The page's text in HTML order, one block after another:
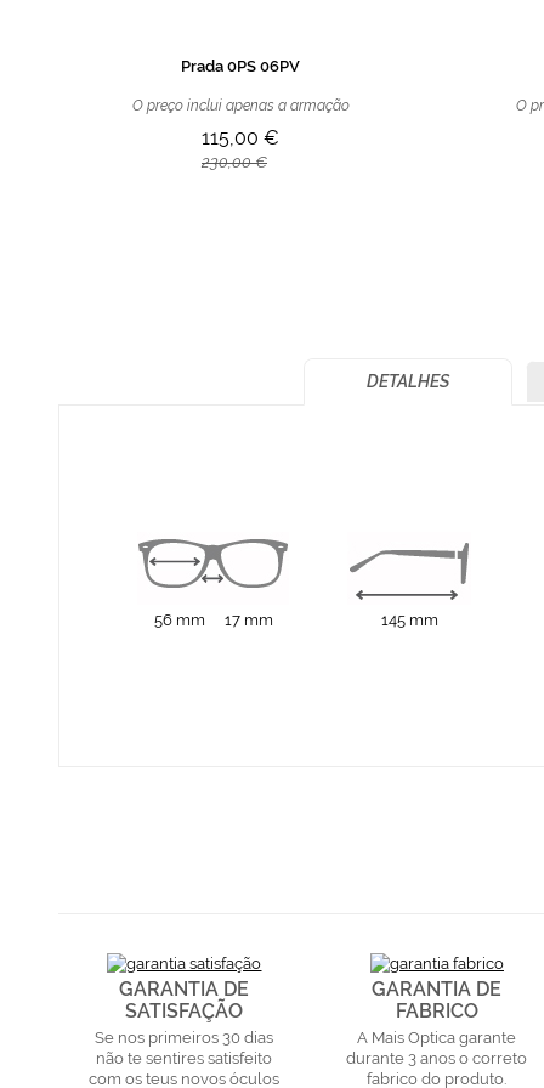
Prada 0PS 06PV
O preço inclui apenas a armação
115,00 €
230,00 €
O
DETALHES
56 mm 17 mm 145 mm
GARANTIA DE
SATISFAÇÃO
Se nos primeiros 30 dias
não te sentires satisfeito
com os teus novos óculos
GARANTIA DE
FABRICO
A Mais Optica garante
durante 3 anos o correto
fabrico do produto.